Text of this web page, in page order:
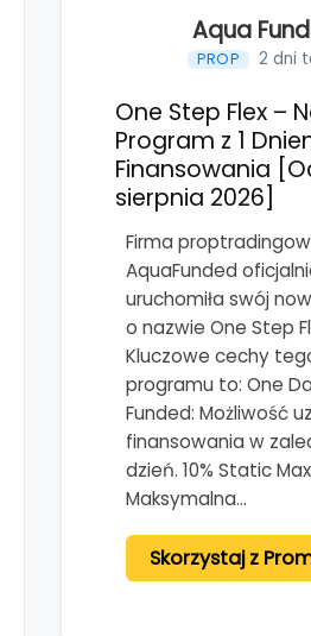
Aqua
PROP 2 dni
One Step Flex –
Program z 1
Finansowania
sierpnia 2026]
Firma
AquaFunded
uruchomiła swój
o nazwie One Step
Kluczowe cechy
programu to: One
Funded: Możliwość
finansowania w
dzień. 10% Static
Maksymalna…
Skorzystaj z